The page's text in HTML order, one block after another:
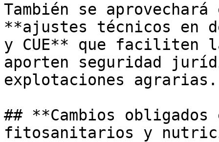
También se
**ajustes técnicos en
y CUE** que faciliten
aporten seguridad
explotaciones
## **Cambios
fitosanitarios y